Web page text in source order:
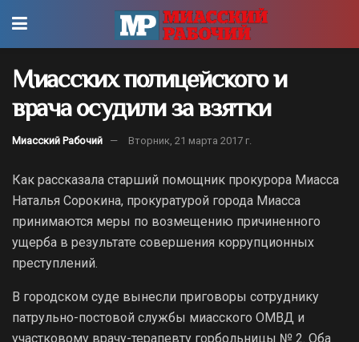
Миасских полицейского и
врача осудили за взятки
Миасский Рабочий Вторник, 21 марта 2017 г.
Как рассказала старший помощник прокурора Миасса
Наталья Сорокина, прокуратурой города Миасса
принимаются меры по возмещению причиненного
ущерба в результате совершения коррупционных
преступлений.
В городском суде вынесли приговоры сотруднику
патрульно-постовой службы миасского ОМВД и
участковому врачу-терапевту горбольницы № 2. Оба